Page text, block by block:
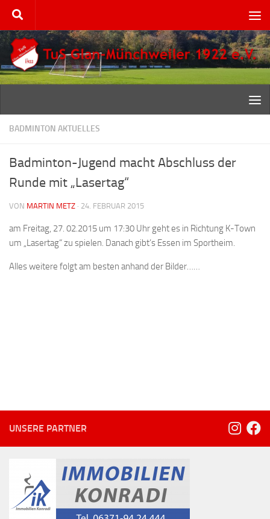
Zum Inhalt springen
BADMINTON AKTUELLES
Badminton-Jugend macht Abschluss der
Runde mit „Lasertag“
VON MARTIN METZ · 24. FEBRUAR 2015
am Freitag, 27. 02.2015 um 17:30 Uhr geht es in Richtung K-Town
um „Lasertag“ zu spielen. Danach gibt’s Essen im Sportheim.
Alles weitere folgt am besten anhand der Bilder……
UNSERE PARTNER